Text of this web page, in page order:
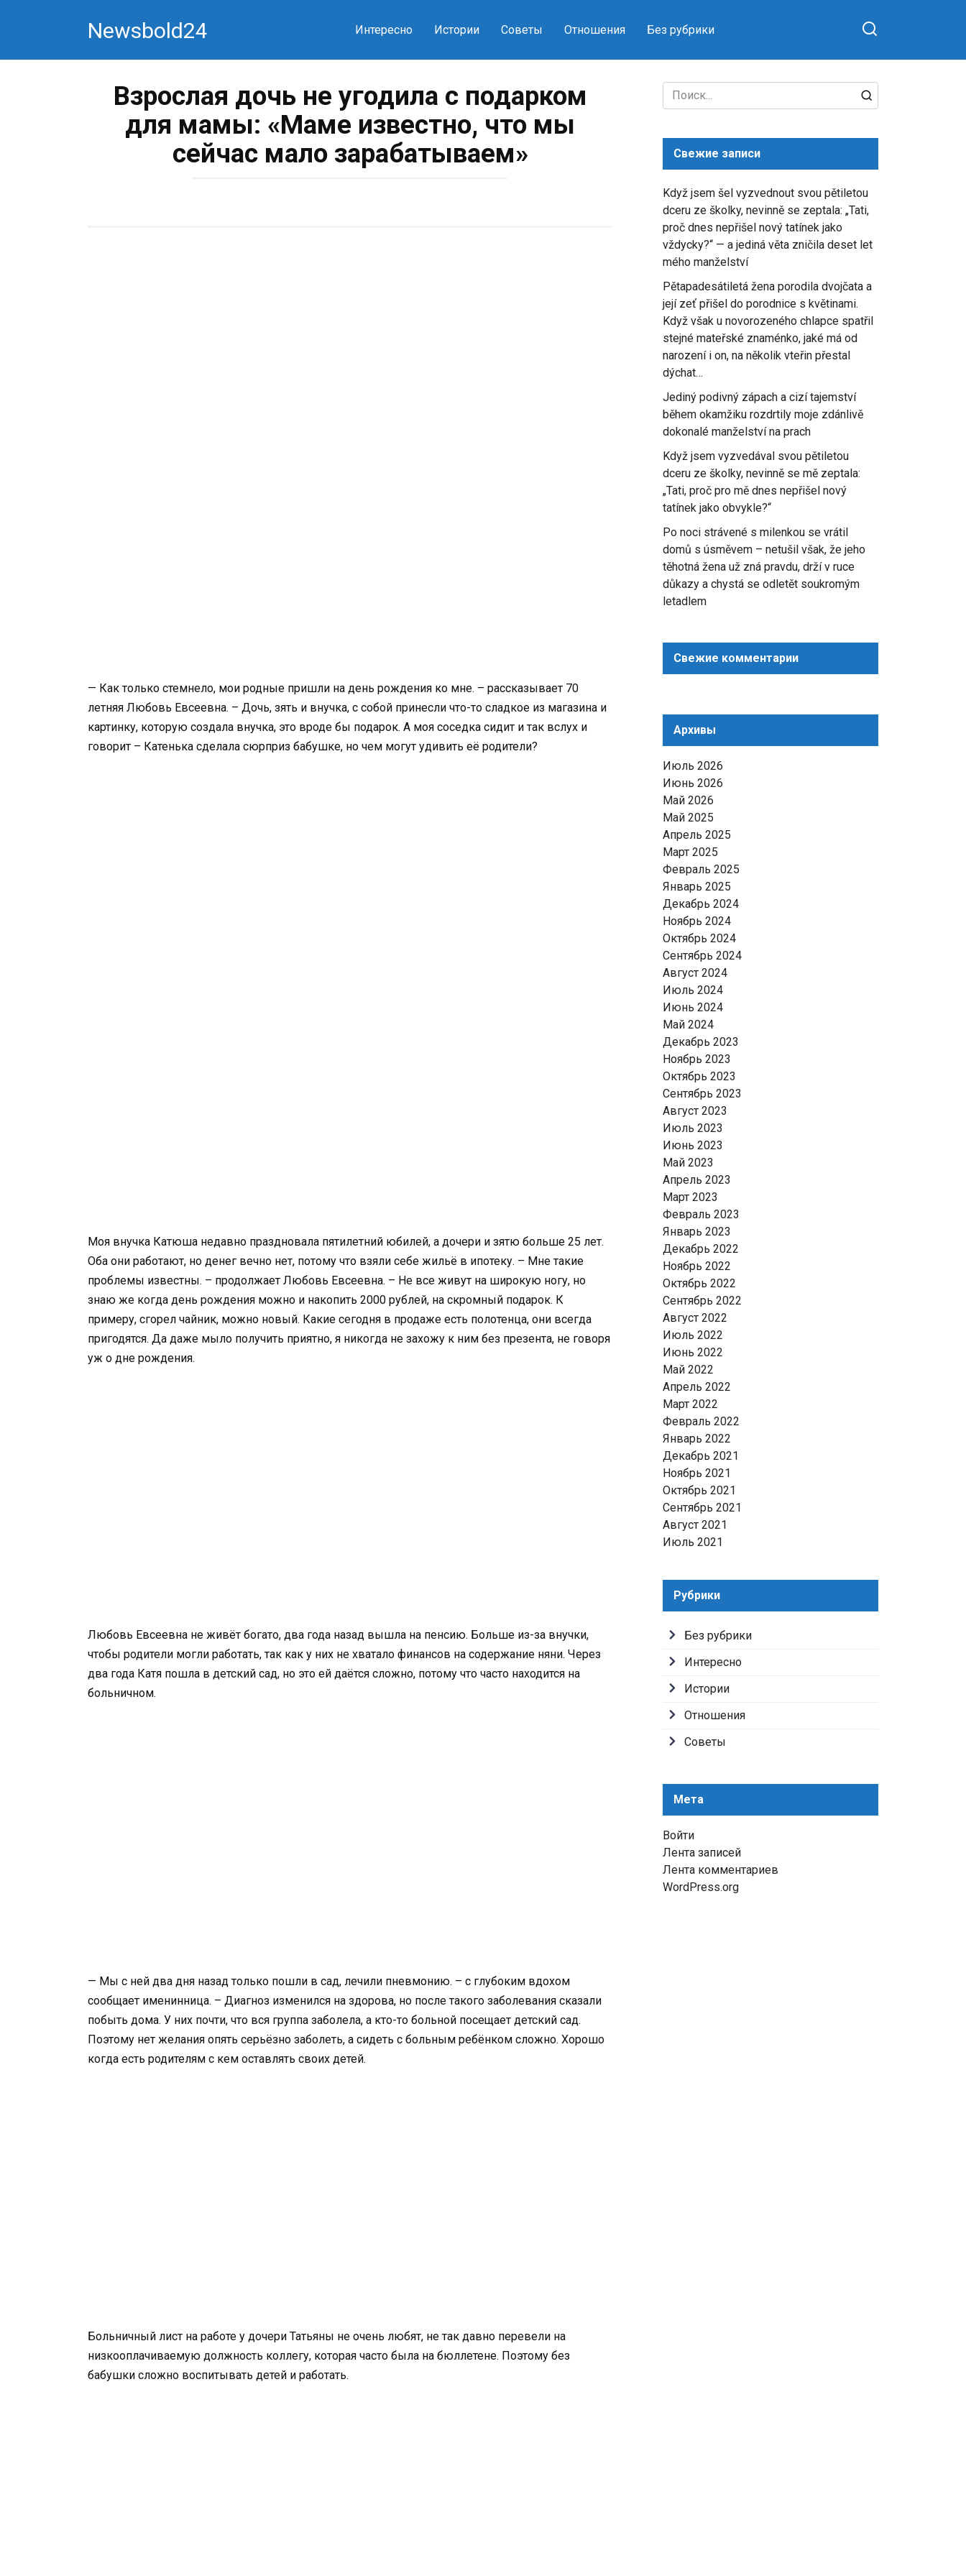
Newsbold24 Интересно Истории Советы Отношения Без рубрики
Взрослая дочь не угодила с подарком
для мамы: «Маме известно, что мы
сейчас мало зарабатываем»
— Как только стемнело, мои родные пришли на день рождения ко мне. – рассказывает 70
летняя Любовь Евсеевна. – Дочь, зять и внучка, с собой принесли что-то сладкое из магазина и
картинку, которую создала внучка, это вроде бы подарок. А моя соседка сидит и так вслух и
говорит – Катенька сделала сюрприз бабушке, но чем могут удивить её родители?
Моя внучка Катюша недавно праздновала пятилетний юбилей, а дочери и зятю больше 25 лет.
Оба они работают, но денег вечно нет, потому что взяли себе жильё в ипотеку. – Мне такие
проблемы известны. – продолжает Любовь Евсеевна. – Не все живут на широкую ногу, но
знаю же когда день рождения можно и накопить 2000 рублей, на скромный подарок. К
примеру, сгорел чайник, можно новый. Какие сегодня в продаже есть полотенца, они всегда
пригодятся. Да даже мыло получить приятно, я никогда не захожу к ним без презента, не говоря
уж о дне рождения.
Любовь Евсеевна не живёт богато, два года назад вышла на пенсию. Больше из-за внучки,
чтобы родители могли работать, так как у них не хватало финансов на содержание няни. Через
два года Катя пошла в детский сад, но это ей даётся сложно, потому что часто находится на
больничном.
— Мы с ней два дня назад только пошли в сад, лечили пневмонию. – с глубоким вдохом
сообщает именинница. – Диагноз изменился на здорова, но после такого заболевания сказали
побыть дома. У них почти, что вся группа заболела, а кто-то больной посещает детский сад.
Поэтому нет желания опять серьёзно заболеть, а сидеть с больным ребёнком сложно. Хорошо
когда есть родителям с кем оставлять своих детей.
Больничный лист на работе у дочери Татьяны не очень любят, не так давно перевели на
низкооплачиваемую должность коллегу, которая часто была на бюллетене. Поэтому без
бабушки сложно воспитывать детей и работать.
Search
for:
Свежие записи
Když jsem šel vyzvednout svou pětiletou
dceru ze školky, nevinně se zeptala: „Tati,
proč dnes nepřišel nový tatínek jako
vždycky?“ — a jediná věta zničila deset let
mého manželství
Pětapadesátiletá žena porodila dvojčata a
její zeť přišel do porodnice s květinami.
Když však u novorozeného chlapce spatřil
stejné mateřské znaménko, jaké má od
narození i on, na několik vteřin přestal
dýchat…
Jediný podivný zápach a cizí tajemství
během okamžiku rozdrtily moje zdánlivě
dokonalé manželství na prach
Když jsem vyzvedával svou pětiletou
dceru ze školky, nevinně se mě zeptala:
„Tati, proč pro mě dnes nepřišel nový
tatínek jako obvykle?“
Po noci strávené s milenkou se vrátil
domů s úsměvem – netušil však, že jeho
těhotná žena už zná pravdu, drží v ruce
důkazy a chystá se odletět soukromým
letadlem
Свежие комментарии
Архивы
Июль 2026
Июнь 2026
Май 2026
Май 2025
Апрель 2025
Март 2025
Февраль 2025
Январь 2025
Декабрь 2024
Ноябрь 2024
Октябрь 2024
Сентябрь 2024
Август 2024
Июль 2024
Июнь 2024
Май 2024
Декабрь 2023
Ноябрь 2023
Октябрь 2023
Сентябрь 2023
Август 2023
Июль 2023
Июнь 2023
Май 2023
Апрель 2023
Март 2023
Февраль 2023
Январь 2023
Декабрь 2022
Ноябрь 2022
Октябрь 2022
Сентябрь 2022
Август 2022
Июль 2022
Июнь 2022
Май 2022
Апрель 2022
Март 2022
Февраль 2022
Январь 2022
Декабрь 2021
Ноябрь 2021
Октябрь 2021
Сентябрь 2021
Август 2021
Июль 2021
Рубрики
Без рубрики
Интересно
Истории
Отношения
Советы
Мета
Войти
Лента записей
Лента комментариев
WordPress.org